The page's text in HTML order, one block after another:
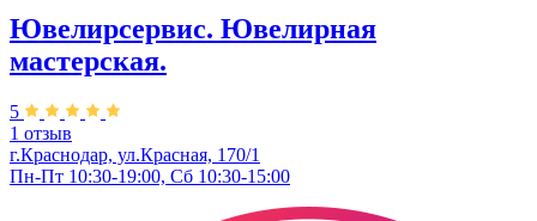
Ювелирсервис. Ювелирная
мастерская.
5
1 отзыв
г.Краснодар, ул.​Красная, 170/1
Пн-Пт 10:30-19:00, Сб 10:30-15:00